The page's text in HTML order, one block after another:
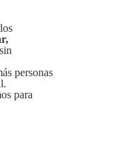
personas
para